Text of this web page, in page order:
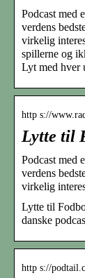
Podcast med
verdens
virkelig
spillerne og
Lyt med hver
http s://
Lytte til
Podcast med
verdens
virkelig
Lytte til
danske
http s://